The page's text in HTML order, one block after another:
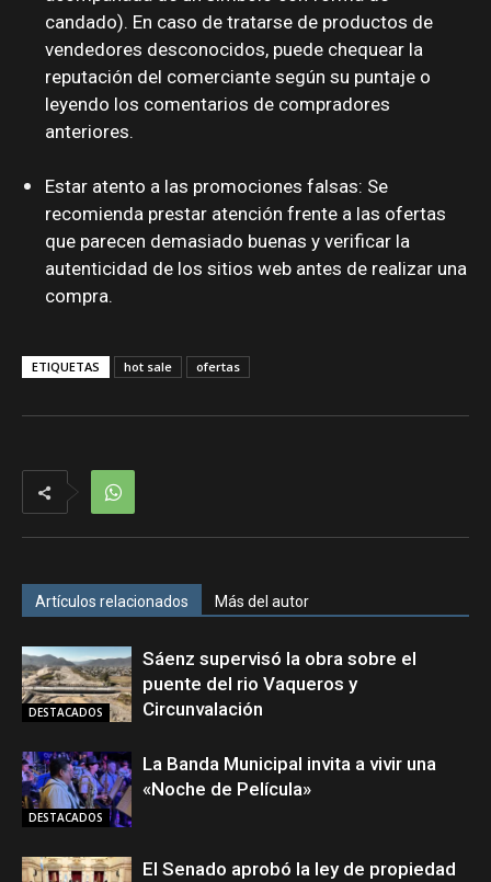
candado). En caso de tratarse de productos de
vendedores desconocidos, puede chequear la
reputación del comerciante según su puntaje o
leyendo los comentarios de compradores
anteriores.
Estar atento a las promociones falsas: Se
recomienda prestar atención frente a las ofertas
que parecen demasiado buenas y verificar la
autenticidad de los sitios web antes de realizar una
compra.
ETIQUETAS hot sale ofertas
Artículos relacionados Más del autor
DESTACADOS
Sáenz supervisó la obra sobre el
puente del rio Vaqueros y
Circunvalación
DESTACADOS
La Banda Municipal invita a vivir una
«Noche de Película»
El Senado aprobó la ley de propiedad